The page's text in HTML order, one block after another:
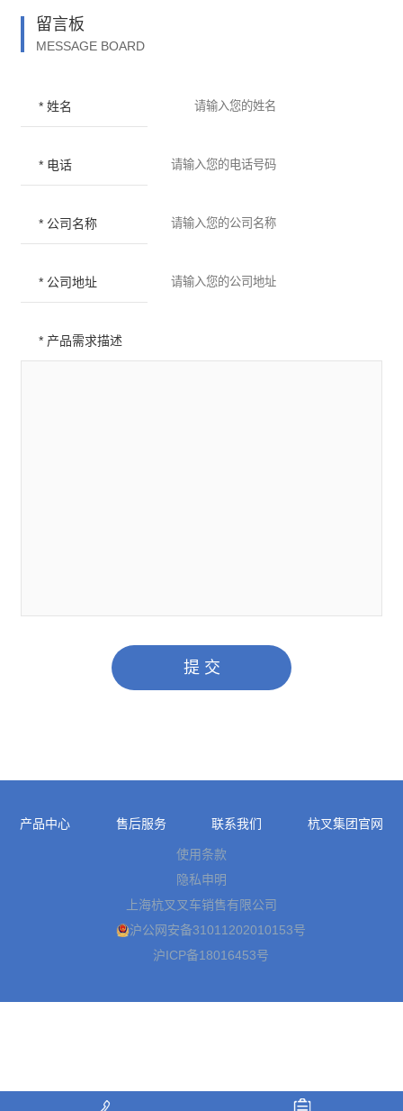
留言板
MESSAGE BOARD
* 姓名
* 电话
* 公司名称
* 公司地址
* 产品需求描述
提 交
产品中心 售后服务 联系我们 杭叉集团官网
使用条款
隐私申明
上海杭叉叉车销售有限公司
沪公网安备31011202010153号
沪ICP备18016453号